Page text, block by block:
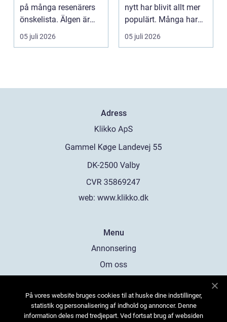
på många resenärers
önskelista. Älgen är
Skandinaviens ikonis...
05 juli 2026
nytt har blivit allt mer
populärt. Många har
ärvda ringar, ...
05 juli 2026
Adress
web: www.klikko.dk
Menu
Annonsering
Om oss
Kontakta oss
Sitemap
På vores website bruges cookies til at huske dine indstillinger,
statistik og personalisering af indhold og annoncer. Denne
information deles med tredjepart. Ved fortsat brug af websiden